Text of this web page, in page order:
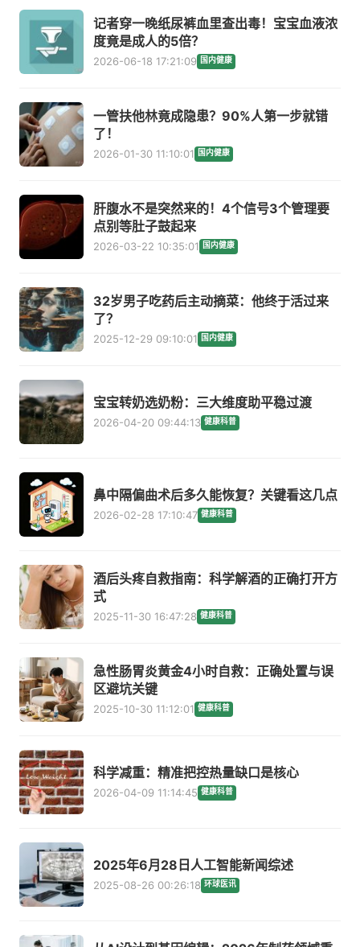
记者穿一晚纸尿裤血里查出毒！宝宝血液浓
度竟是成人的5倍？
2026-06-18 17:21:09 国内健康
一管扶他林竟成隐患？90%人第一步就错
了！
2026-01-30 11:10:01 国内健康
肝腹水不是突然来的！4个信号3个管理要
点别等肚子鼓起来
2026-03-22 10:35:01 国内健康
32岁男子吃药后主动摘菜：他终于活过来
了？
2025-12-29 09:10:01 国内健康
宝宝转奶选奶粉：三大维度助平稳过渡
2026-04-20 09:44:13 健康科普
鼻中隔偏曲术后多久能恢复？关键看这几点
2026-02-28 17:10:47 健康科普
酒后头疼自救指南：科学解酒的正确打开方
式
2025-11-30 16:47:28 健康科普
急性肠胃炎黄金4小时自救：正确处置与误
区避坑关键
2025-10-30 11:12:01 健康科普
科学减重：精准把控热量缺口是核心
2026-04-09 11:14:45 健康科普
2025年6月28日人工智能新闻综述
2025-08-26 00:26:18 环球医讯